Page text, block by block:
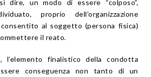
dire, un modo di essere “colposo”,
proprio dell’organizzazione
consentito al soggetto (persona fisica)
il reato.
finalistico della condotta
conseguenza non tanto di un